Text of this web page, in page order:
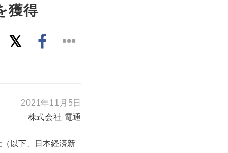
獲得
2021年11月5日
株式会社 電通
以下、日本経済新